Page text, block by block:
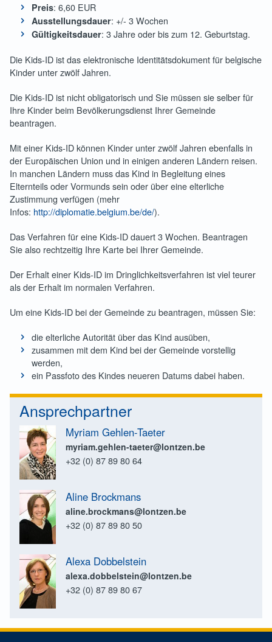
Preis: 6,60 EUR
Ausstellungsdauer: +/- 3 Wochen
Gültigkeitsdauer: 3 Jahre oder bis zum 12. Geburtstag.
Die Kids-ID ist das elektronische Identitätsdokument für belgische
Kinder unter zwölf Jahren.
Die Kids-ID ist nicht obligatorisch und Sie müssen sie selber für
Ihre Kinder beim Bevölkerungsdienst Ihrer Gemeinde
beantragen.
Mit einer Kids-ID können Kinder unter zwölf Jahren ebenfalls in
der Europäischen Union und in einigen anderen Ländern reisen.
In manchen Ländern muss das Kind in Begleitung eines
Elternteils oder Vormunds sein oder über eine elterliche
Zustimmung verfügen (mehr
Infos: http://diplomatie.belgium.be/de/).
Das Verfahren für eine Kids-ID dauert 3 Wochen. Beantragen
Sie also rechtzeitig Ihre Karte bei Ihrer Gemeinde.
Der Erhalt einer Kids-ID im Dringlichkeitsverfahren ist viel teurer
als der Erhalt im normalen Verfahren.
Um eine Kids-ID bei der Gemeinde zu beantragen, müssen Sie:
die elterliche Autorität über das Kind ausüben,
zusammen mit dem Kind bei der Gemeinde vorstellig
werden,
ein Passfoto des Kindes neueren Datums dabei haben.
Ansprechpartner
Myriam Gehlen-Taeter
myriam.gehlen-taeter@lontzen.be
+32 (0) 87 89 80 64
Aline Brockmans
aline.brockmans@lontzen.be
+32 (0) 87 89 80 50
Alexa Dobbelstein
alexa.dobbelstein@lontzen.be
+32 (0) 87 89 80 67